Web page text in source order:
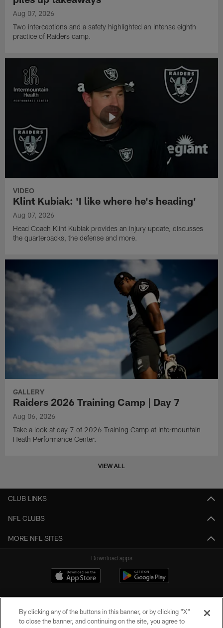
Aug 07, 2026
Two interceptions and a safety highlighted an intense eighth
practice of Raiders camp.
VIDEO
Klint Kubiak: 'I like where he's heading'
Aug 07, 2026
Head Coach Klint Kubiak provides an injury update, discusses
the quarterbacks, the defense and more.
GALLERY
Raiders 2026 Training Camp | Day 7
Aug 06, 2026
Take a look at day 7 of 2026 Training Camp at Intermountain
Heath Performance Center.
VIEW ALL
CLUB LINKS
NFL CLUBS
MORE NFL SITES
Download apps
By clicking any of the buttons in this banner, or by clicking "X"
to close the banner, and continuing on the site, you agree to